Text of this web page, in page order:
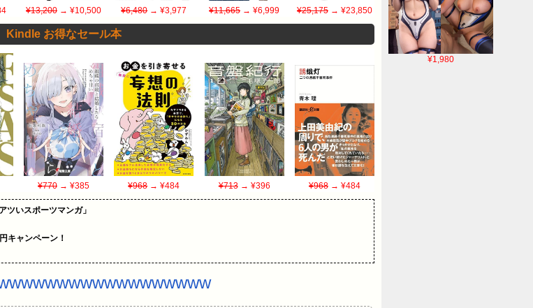
¥1,980
¥13,200→ ¥10,500 ¥6,480→ ¥3,977 ¥11,665→ ¥6,999 ¥25,175→ ¥23,850
Kindle お得なセール本
¥770→ ¥385 ¥968→ ¥484 ¥713→ ¥396 ¥968→ ¥484
ツいスポーツマンガ」
キャンペーン！